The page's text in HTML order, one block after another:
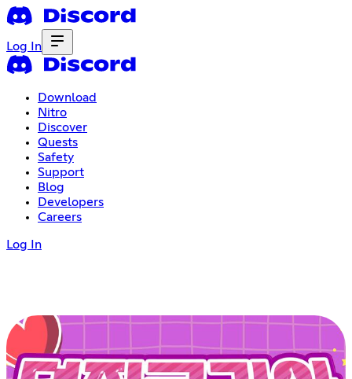
Log In
Download
Nitro
Discover
Quests
Safety
Support
Blog
Developers
Careers
Log In